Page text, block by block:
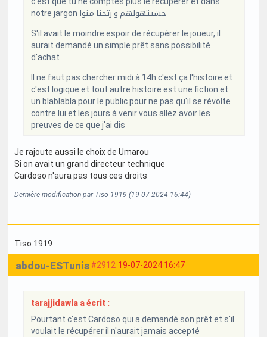
notre jargon حشيتهولهم و رتحنا منوا
S'il avait le moindre espoir de récupérer le joueur, il
aurait demandé un simple prêt sans possibilité
d'achat
Il ne faut pas chercher midi à 14h c'est ça l'histoire et
c'est logique et tout autre histoire est une fiction et
un blablabla pour le public pour ne pas qu'il se révolte
contre lui et les jours à venir vous allez avoir les
preuves de ce que j'ai dis
Je rajoute aussi le choix de Umarou
Si on avait un grand directeur technique
Cardoso n'aura pas tous ces droits
Dernière modification par Tiso 1919 (19-07-2024 16:44)
Tiso 1919
#2912 19-07-2024 16:47
abdou-ESTunis
tarajjidawla a écrit :
Pourtant c'est Cardoso qui a demandé son prêt et s'il
voulait le récupérer il n'aurait jamais accepté